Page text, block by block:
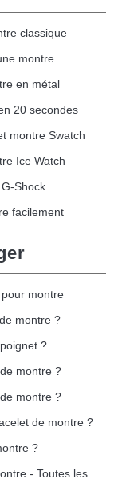
classique
montre
en métal
20 secondes
montre Swatch
Ice Watch
Shock
facilement
montre
montre ?
?
montre ?
montre ?
de montre ?
?
- Toutes les